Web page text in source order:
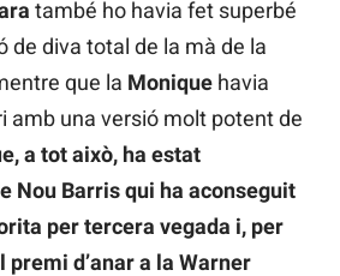
també ho havia fet superbé
de diva total de la mà de la
que la Monique havia
amb una versió molt potent de
a tot això, ha estat
Nou Barris qui ha aconseguit
per tercera vegada i, per
premi d’anar a la Warner